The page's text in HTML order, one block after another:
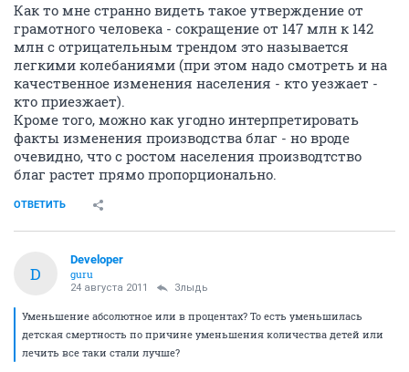
Как то мне странно видеть такое утверждение от
грамотного человека - сокращение от 147 млн к 142
млн с отрицательным трендом это называется
легкими колебаниями (при этом надо смотреть и на
качественное изменения населения - кто уезжает -
кто приезжает).
Кроме того, можно как угодно интерпретировать
факты изменения производства благ - но вроде
очевидно, что с ростом населения производтство
благ растет прямо пропорционально.
ОТВЕТИТЬ
D
Developer
guru
24 августа 2011 Злыдь
Уменьшение абсолютное или в процентах? То есть уменьшилась
детская смертность по причине уменьшения количества детей или
лечить все таки стали лучше?